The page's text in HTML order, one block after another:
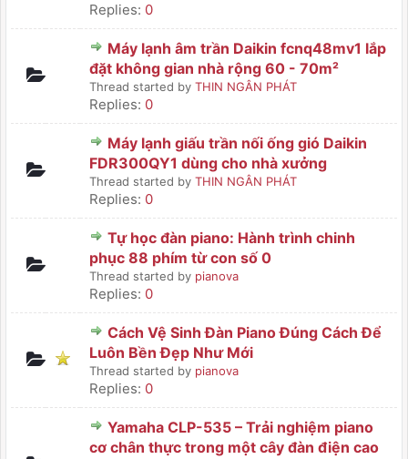
Replies: 0
Máy lạnh âm trần Daikin fcnq48mv1 lắp
đặt không gian nhà rộng 60 - 70m²
Thread started by THIN NGÂN PHÁT
Replies: 0
Máy lạnh giấu trần nối ống gió Daikin
FDR300QY1 dùng cho nhà xưởng
Thread started by THIN NGÂN PHÁT
Replies: 0
Tự học đàn piano: Hành trình chinh
phục 88 phím từ con số 0
Thread started by pianova
Replies: 0
Cách Vệ Sinh Đàn Piano Đúng Cách Để
Luôn Bền Đẹp Như Mới
Thread started by pianova
Replies: 0
Yamaha CLP-535 – Trải nghiệm piano
cơ chân thực trong một cây đàn điện cao